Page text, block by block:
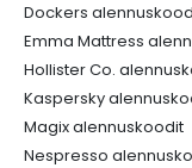
Dockers
Emma Mattress
Hollister Co.
Kaspersky
Magix alennuskoodit
Nespresso